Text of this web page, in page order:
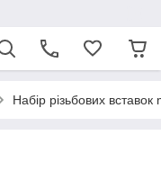
Набір різьбових